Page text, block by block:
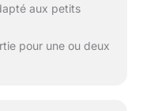
aux petits
pour une ou deux